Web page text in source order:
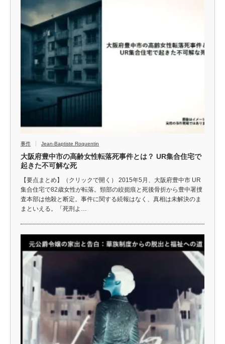
事件 Jean-Baptiste Roquentin
大阪府豊中市の高齢女性転落死事件とは？ UR集合住宅で
起きた不可解な死
【要点まとめ】（クリックで開く） 2015年5月、大阪府豊中市 UR
集合住宅で82歳女性が転落。頸部の絞扼痕と死後骨折から豊中署捜
査本部は他殺と断定。事件に関する続報はなく、真相は未解決のま
まといえる。「死刑よ…